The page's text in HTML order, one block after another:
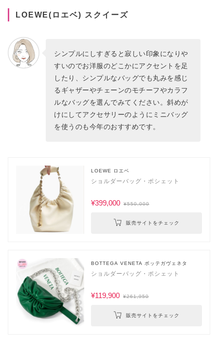
LOEWE(ロエベ) スクイーズ
シンプルにしすぎると寂しい印象になりや
すいのでお洋服のどこかにアクセントを足
したり、シンプルなバッグでも丸みを感じ
るギャザーやチェーンのモチーフやカラフ
ルなバッグを選んでみてください。斜めが
けにしてアクセサリーのようにミニバッグ
を使うのも今年のおすすめです。
LOEWE ロエベ
ショルダーバッグ・ポシェット
¥399,000 ¥550,000
販売サイトをチェック
BOTTEGA VENETA ボッテガヴェネタ
ショルダーバッグ・ポシェット
¥119,900 ¥261,950
販売サイトをチェック